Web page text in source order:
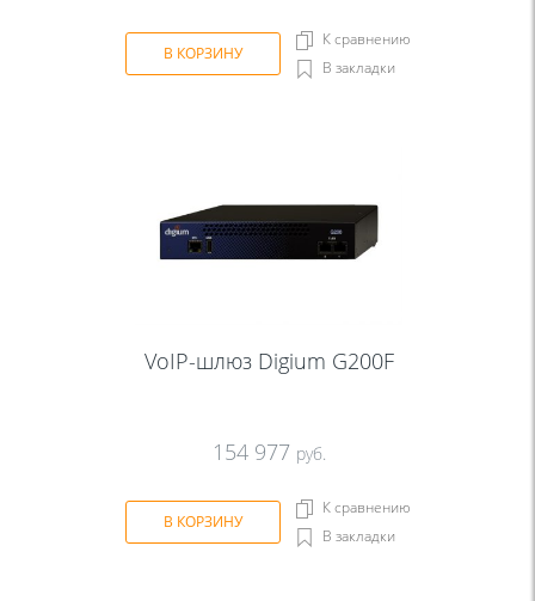
В КОРЗИНУ
К сравнению
В закладки
VoIP-шлюз Digium G200F
154 977 руб.
В КОРЗИНУ
К сравнению
В закладки